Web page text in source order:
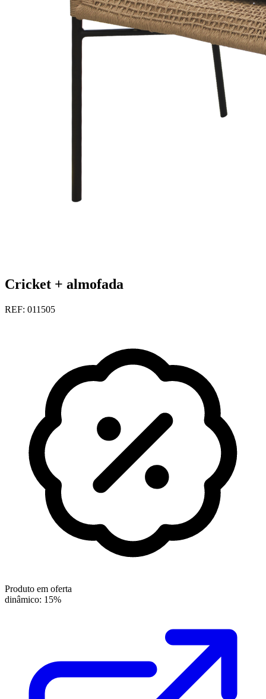
Cricket + almofada
REF: 011505
Produto em oferta
dinâmico: 15%